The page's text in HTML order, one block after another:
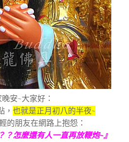
安~大家好：
， 也就是正月初八的半夜~
的朋友在網路上抱怨：
？怎麼還有人一直再放鞭炮~』